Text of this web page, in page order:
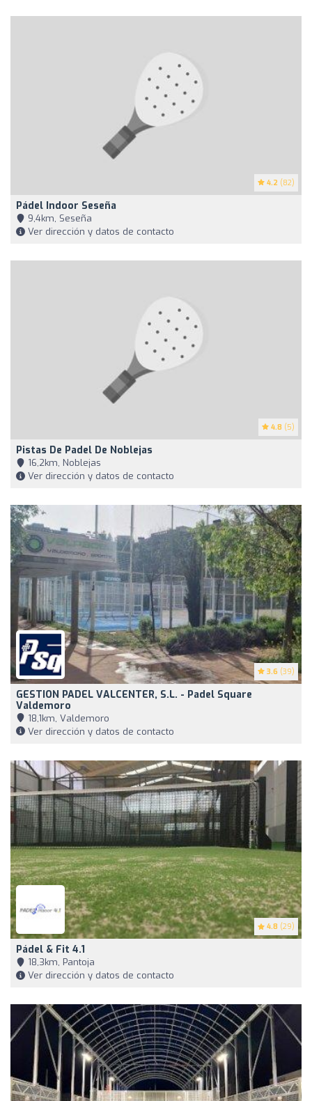
4.2 (82)
Pádel Indoor Seseña
9,4km, Seseña
Ver dirección y datos de contacto
4.8 (5)
Pistas De Padel De Noblejas
16,2km, Noblejas
Ver dirección y datos de contacto
3.6 (39)
GESTION PADEL VALCENTER, S.L. - Padel Square
Valdemoro
18,1km, Valdemoro
Ver dirección y datos de contacto
4.8 (29)
Pádel & Fit 4.1
18,3km, Pantoja
Ver dirección y datos de contacto